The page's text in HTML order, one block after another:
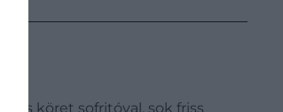
köret sofritóval, sok friss